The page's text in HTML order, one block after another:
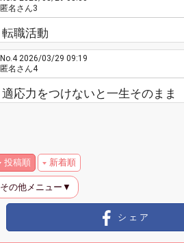
匿名さん3
転職活動
No.42026/03/29 09:19
匿名さん4
適応力をつけないと一生そのまま
投稿順 新着順
その他メニュー▼
シェア